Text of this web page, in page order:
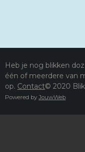
Heb je nog blikken
één of meerdere van
op. Contact© 2020
Powered by JouwWeb